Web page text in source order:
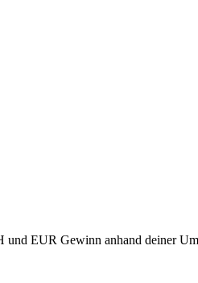
EUR Gewinn anhand deiner